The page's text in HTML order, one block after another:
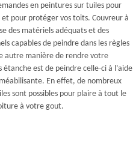
en peintures sur tuiles pour
pour protéger vos toits. Couvreur à
des matériels adéquats et des
capables de peindre dans les règles
autre manière de rendre votre
est de peindre celle-ci à l’aide
En effet, de nombreux
sont possibles pour plaire à tout le
à votre gout.